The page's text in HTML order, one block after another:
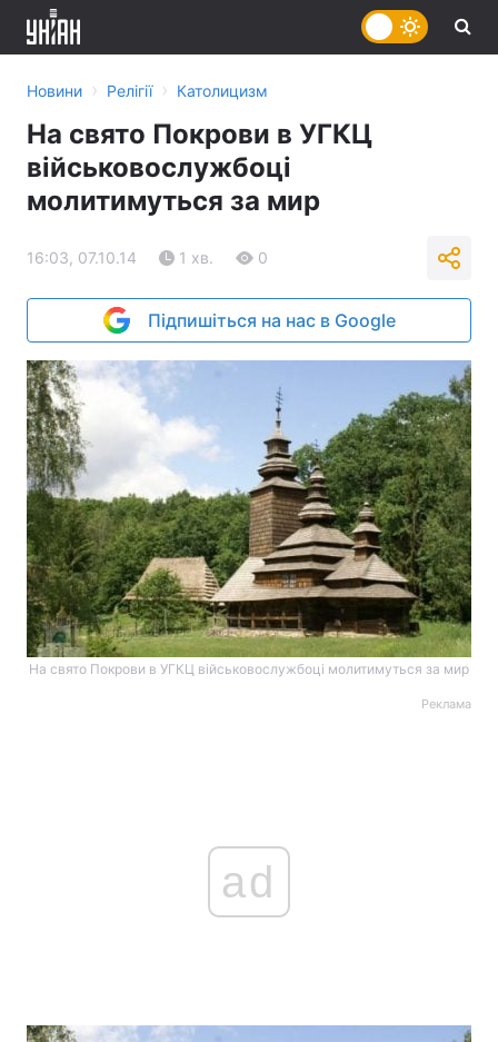
Новини › Релігії › Католицизм
На свято Покрови в УГКЦ
військовослужбоці
молитимуться за мир
16:03, 07.10.14 1 хв. 0
Підпишіться на нас в Google
На свято Покрови в УГКЦ військовослужбоці молитимуться за мир
Реклама
ad